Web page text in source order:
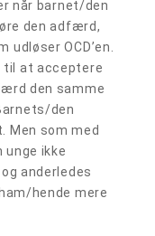
når barnet/den
den adfærd,
OCD’en.
til at acceptere
den samme
den
Men som med
ikke
anderledes
hende mere